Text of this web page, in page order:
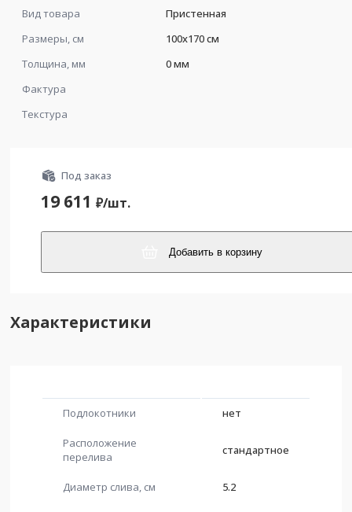
Вид товара
Пристенная
Размеры, см
100x170 см
Толщина, мм
0 мм
Фактура
Текстура
Под заказ
19 611 ₽/шт.
Добавить в корзину
Характеристики
Подлокотники нет
Расположение
перелива
стандартное
Диаметр слива, см 5.2